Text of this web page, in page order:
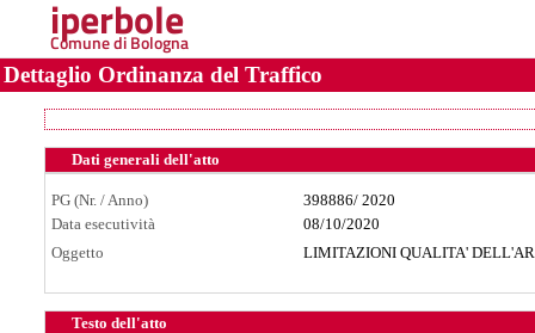
iperbole
Comune di Bologna
Dettaglio Ordinanza del Traffico
Dati generali dell'atto
PG (Nr. / Anno) 398886/ 2020
Data esecutività
08/10/2020
Oggetto
LIMITAZIONI QUALITA'
Testo dell'atto